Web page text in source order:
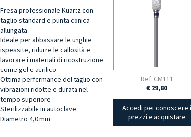
Fresa professionale Kuartz con
taglio standard e punta conica
allungata
Ideale per abbassare le unghie
ispessite, ridurre le callosità e
lavorare i materiali di ricostruzione
come gel e acrilico
Ottima performance del taglio con
vibrazioni ridotte e durata nel
tempo superiore
Sterilizzabile in autoclave
Diametro 4,0 mm
Ref: CM111
€ 29,80
Accedi per conoscere i
prezzi e acquistare